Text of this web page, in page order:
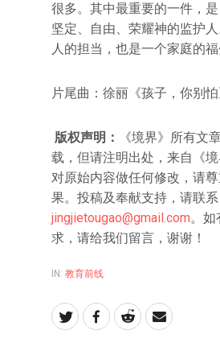
很多。其中最重要的一件，
坚定、自由、荣耀神的监护
人的担当，也是一个家庭的福
片尾曲：徐丽《孩子，你别
版权声明：
《境界》所有文
载，但请注明出处，来自《
对原始内容做任何修改，请
果。投稿及奉献支持，请联系
jingjietougao@gmail.com。如
求，请给我们留言，谢谢！
IN: 教育前线